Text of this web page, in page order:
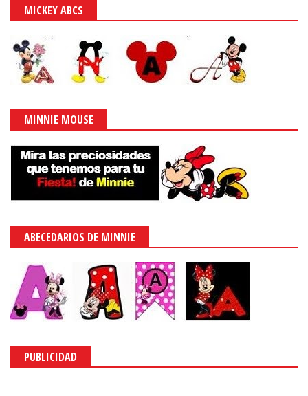
MICKEY ABCS
MINNIE MOUSE
ABECEDARIOS DE MINNIE
PUBLICIDAD